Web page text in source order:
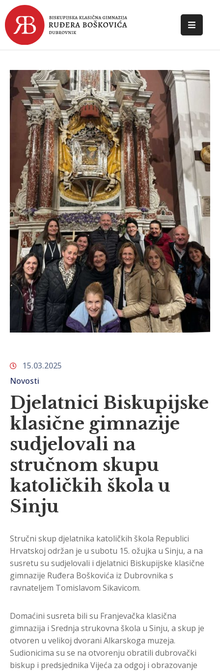
POČETNA
ŠKOLI
DOKUMENTI
NOVOSTI
KONTAKT
15.03.2025
Novosti
Djelatnici Biskupijske
klasične gimnazije
sudjelovali na
stručnom skupu
katoličkih škola u
Sinju
Stručni skup djelatnika katoličkih škola Republici
Hrvatskoj održan je u subotu 15. ožujka u Sinju, a na
susretu su sudjelovali i djelatnici Biskupijske klasične
gimnazije Ruđera Boškovića iz Dubrovnika s
ravnateljem Tomislavom Sikavicom.
Domaćini susreta bili su Franjevačka klasična
gimnazija i Srednja strukovna škola u Sinju, a skup je
otvoren u velikoj dvorani Alkarskoga muzeja.
Sudionicima su se na otvorenju obratili dubrovački
biskup i predsjednika Vijeća za odgoj i obrazovanje